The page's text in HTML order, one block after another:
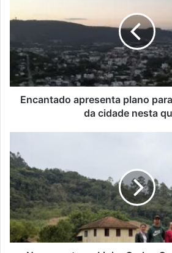
para
centro
cidade
nesta
quarta
Encantado apresenta plano
da cidade nesta
ponte
na
Linha
Carlos
Gomes
restabelece
acesso
a